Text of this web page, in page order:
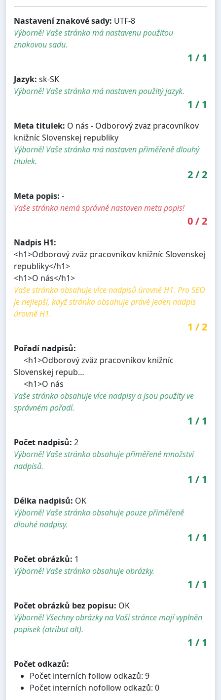
Nastavení znakové sady: UTF-8
Výborně! Vaše stránka má nastavenu použitou
znakovou sadu.
1 / 1
Jazyk: sk-SK
Výborně! Vaše stránka má nastaven použitý jazyk.
1 / 1
Meta titulek: O nás - Odborový zväz pracovníkov
knižníc Slovenskej republiky
Výborně! Vaše stránka má nastaven přiměřeně dlouhý
titulek.
2/2
Meta popis: -
Vaše stránka nemá správně nastaven meta popis!
0/2
Nadpis H1:
<h1>Odborový zväz pracovníkov knižníc Slovenskej
republiky</h1>
<h1>O nás</h1>
Vaše stránka obsahuje více nadpisů úrovně H1. Pro SEO
je nejlepší, když stránka obsahuje právě jeden nadpis
úrovně H1.
1 /2
Pořadí nadpisů:
<h1>Odborový zväz pracovníkov knižníc
Slovenskej repub…
<h1>O nás
Vaše stránka obsahuje více nadpisy a jsou použity ve
správném pořadí.
1 / 1
Počet nadpisů: 2
Výborně! Vaše stránka obsahuje přiměřené množství
nadpisů.
1 / 1
Délka nadpisů: OK
Výborně! Vaše stránka obsahuje pouze přiměřeně
dlouhé nadpisy.
1 / 1
Počet obrázků: 1
Výborně! Vaše stránka obsahuje obrázky.
1 / 1
Počet obrázků bez popisu: OK
Výborně! Všechny obrázky na Vaši stránce mají vyplněn
popisek (atribut alt).
1 / 1
Počet odkazů:
Počet interních follow odkazů: 9
Počet interních nofollow odkazů: 0